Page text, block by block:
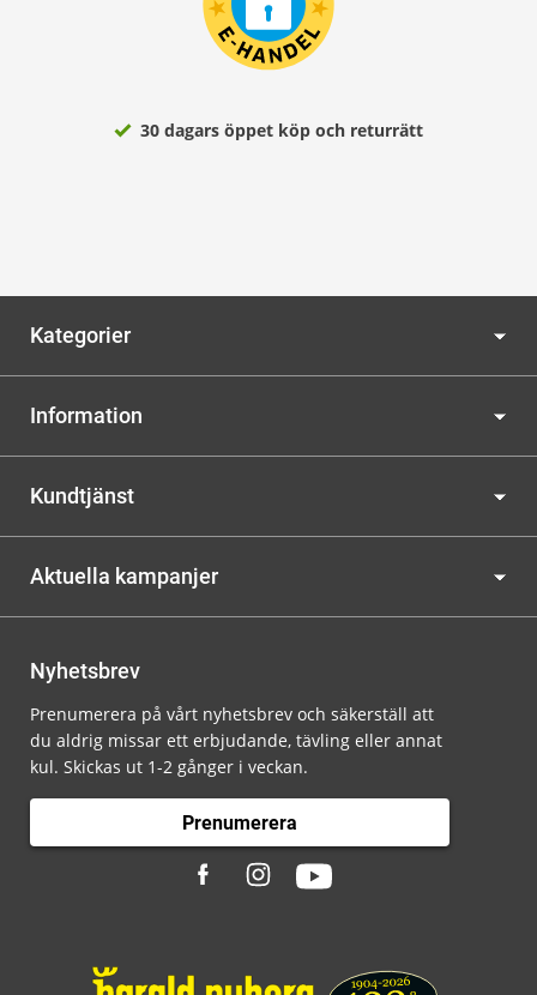
30 dagars öppet köp och returrätt
Kategorier
Information
Kundtjänst
Aktuella kampanjer
Nyhetsbrev
Prenumerera på vårt nyhetsbrev och säkerställ att
du aldrig missar ett erbjudande, tävling eller annat
kul. Skickas ut 1-2 gånger i veckan.
Prenumerera